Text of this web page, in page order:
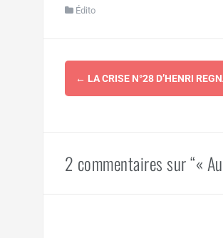
Édito
Navigation
d'article
← LA CRISE N°28 D’HENRI
2 commentaires sur “«